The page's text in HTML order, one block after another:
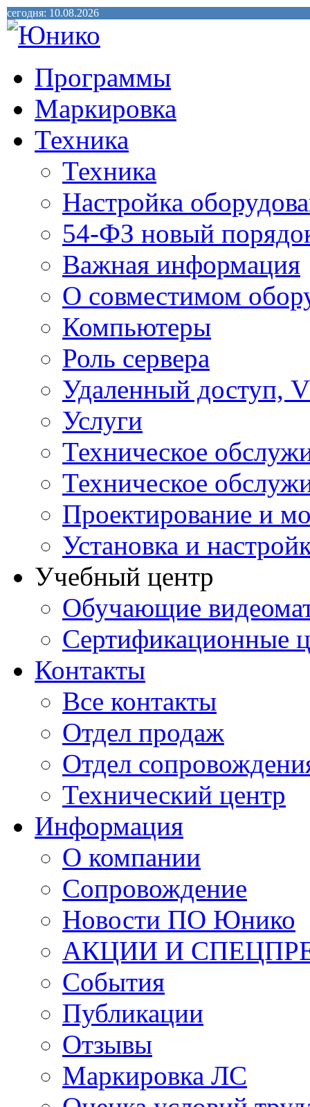
сегодня: 10.08.2026
Программы
Маркировка
Техника
Техника
Настройка
54-ФЗ новый
Важная информация
О совместимом
Компьютеры
Роль сервера
Удаленный доступ,
Услуги
Техническое
Техническое
Проектирование и
Установка и
Учебный центр
Обучающие
Сертификационные
Контакты
Все контакты
Отдел продаж
Отдел
Технический центр
Информация
О компании
Сопровождение
Новости ПО Юнико
АКЦИИ И
События
Публикации
Отзывы
Маркировка ЛС